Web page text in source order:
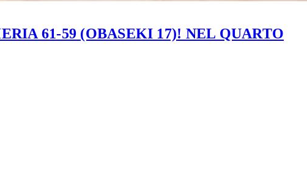
61-59 (OBASEKI 17)! NEL QUARTO